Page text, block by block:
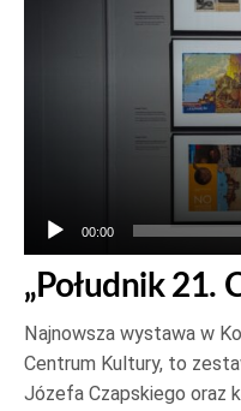
00:00
„Południk 21.
Najnowsza wystawa w
Centrum Kultury, to
Józefa Czapskiego oraz